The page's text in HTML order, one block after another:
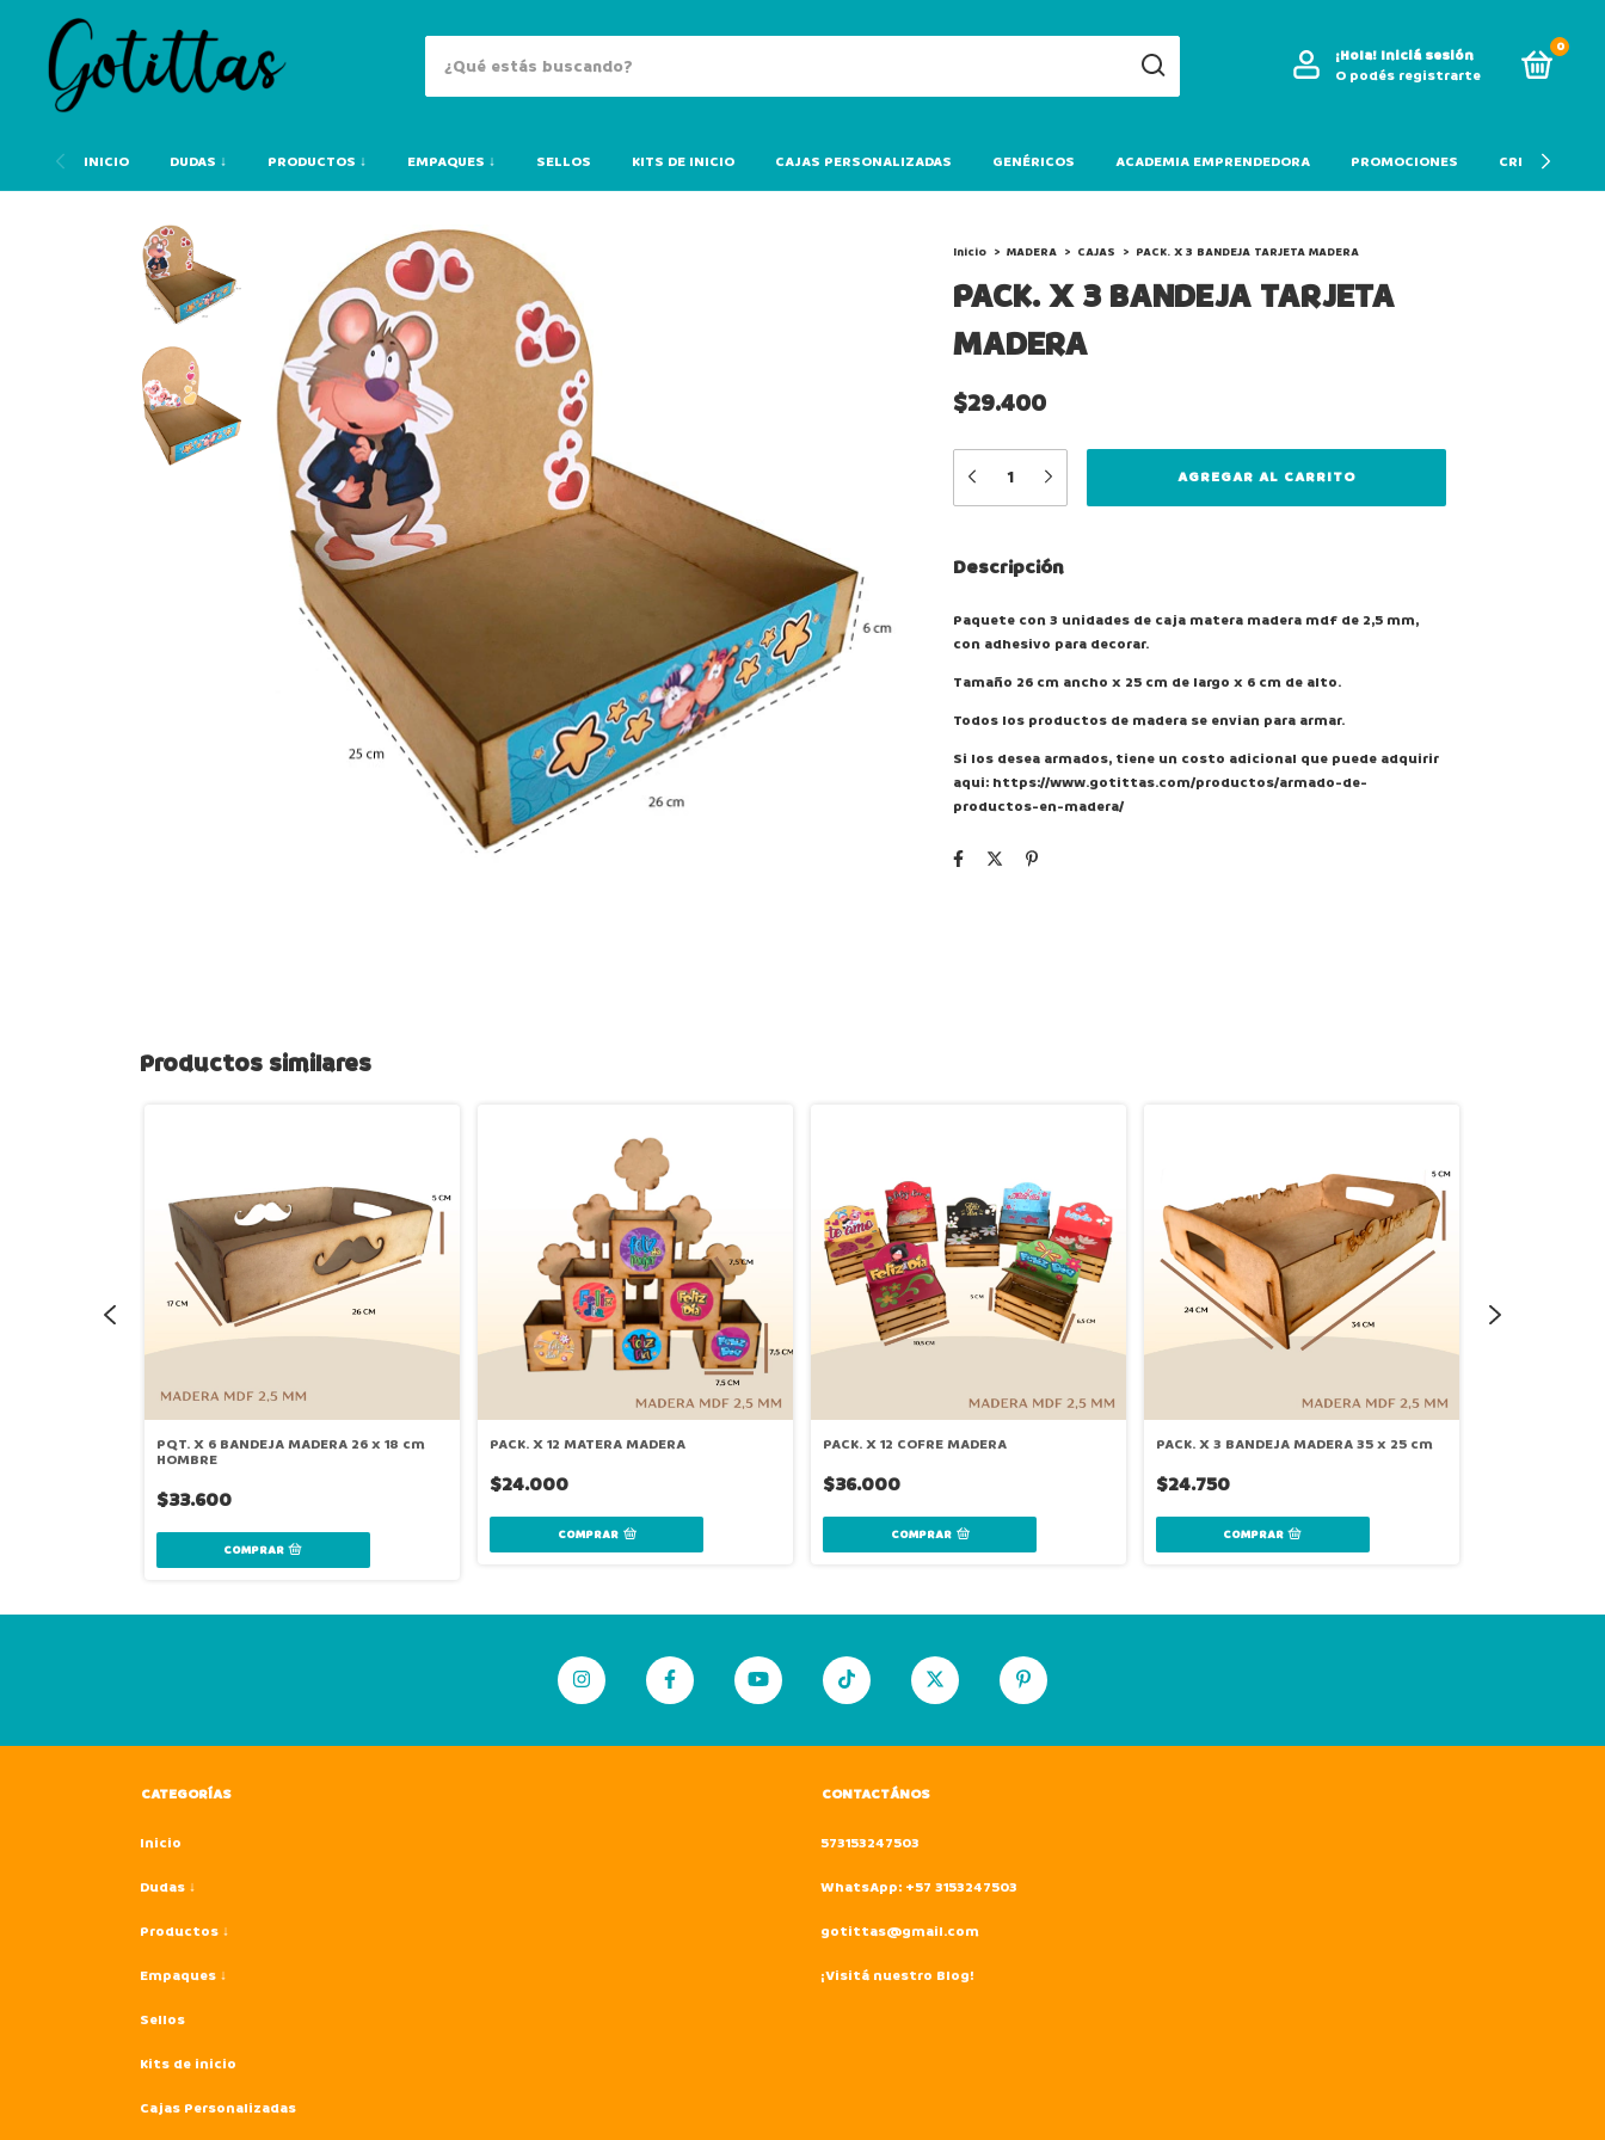
¡Hola! Iniciá sesión
O podés registrarte
0
INICIO DUDAS ↓ PRODUCTOS ↓ EMPAQUES ↓ SELLOS KITS DE INICIO CAJAS PERSONALIZADAS GENÉRICOS ACADEMIA EMPRENDEDORA PROMOCIONES CREDITO
Inicio > MADERA > CAJAS > PACK. X 3 BANDEJA TARJETA MADERA
PACK. X 3 BANDEJA TARJETA
MADERA
$29.400
Descripción
Paquete con 3 unidades de caja matera madera mdf de 2,5 mm,
con adhesivo para decorar.
Tamaño 26 cm ancho x 25 cm de largo x 6 cm de alto.
Todos los productos de madera se envian para armar.
Si los desea armados, tiene un costo adicional que puede adquirir
aqui: https://www.gotittas.com/productos/armado-de-
productos-en-madera/
Productos similares
PQT. X 6 BANDEJA MADERA 26 x 18 cm
HOMBRE
$33.600
PACK. X 12 MATERA MADERA
$24.000
COMPRAR
PACK. X 12 COFRE MADERA
$36.000
COMPRAR
PACK. X 3 BANDEJA MADERA 35 x 25 cm
$24.750
CATEGORÍAS
Inicio
Dudas ↓
Productos ↓
Empaques ↓
Sellos
Kits de inicio
Cajas Personalizadas
CONTACTÁNOS
573153247503
WhatsApp: +57 3153247503
gotittas@gmail.com
¡Visitá nuestro Blog!